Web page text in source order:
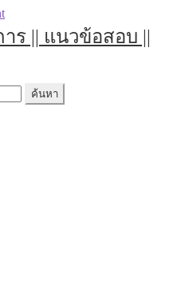
ร || แนวข้อสอบ ||
ค้นหา